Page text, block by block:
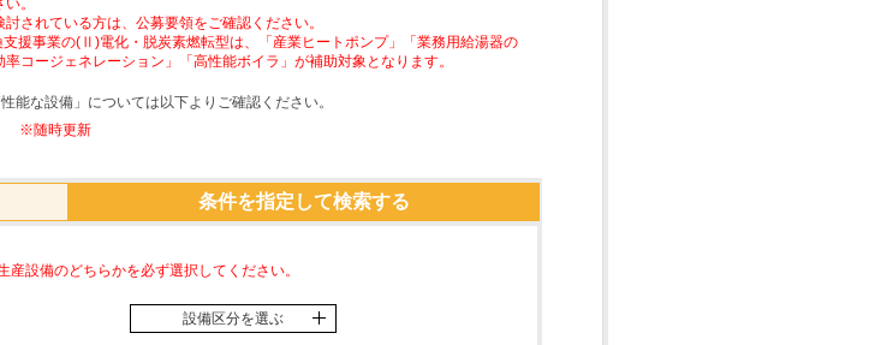
。
されている方は、公募要領をご確認ください。
援事業の(Ⅱ)電化・脱炭素燃転型は、「産業ヒートポンプ」「業務用給湯器の
コージェネレーション」「高性能ボイラ」が補助対象となります。
な設備」については以下よりご確認ください。
※随時更新
条件を指定して検索する
設備のどちらかを必ず選択してください。
設備区分を選ぶ